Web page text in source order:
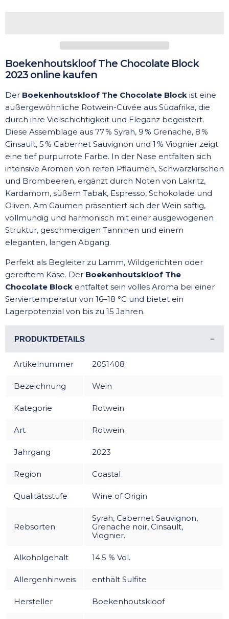
Boekenhoutskloof The Chocolate Block
2023 online kaufen
Der Boekenhoutskloof The Chocolate Block ist eine
außergewöhnliche Rotwein-Cuvée aus Südafrika, die
durch ihre Vielschichtigkeit und Eleganz begeistert.
Diese Assemblage aus 77 % Syrah, 9 % Grenache, 8 %
Cinsault, 5 % Cabernet Sauvignon und 1 % Viognier zeigt
eine tief purpurrote Farbe. In der Nase entfalten sich
intensive Aromen von reifen Pflaumen, Schwarzkirschen
und Brombeeren, ergänzt durch Noten von Lakritz,
Kardamom, süßem Tabak, Espresso, Schokolade und
Oliven. Am Gaumen präsentiert sich der Wein saftig,
vollmundig und harmonisch mit einer ausgewogenen
Struktur, geschmeidigen Tanninen und einem
eleganten, langen Abgang.
Perfekt als Begleiter zu Lamm, Wildgerichten oder
gereiftem Käse. Der Boekenhoutskloof The
Chocolate Block entfaltet sein volles Aroma bei einer
Serviertemperatur von 16–18 °C und bietet ein
Lagerpotenzial von bis zu 15 Jahren.
PRODUKTDETAILS
Artikelnummer 2051408
Bezeichnung Wein
Kategorie Rotwein
Art Rotwein
Jahrgang 2023
Region Coastal
Qualitätsstufe Wine of Origin
Rebsorten
Syrah, Cabernet Sauvignon,
Grenache noir, Cinsault,
Viognier.
Alkoholgehalt 14.5 % Vol.
Allergenhinweis enthält Sulfite
Hersteller Boekenhoutskloof